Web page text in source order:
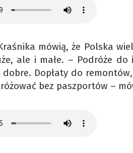
mówią, że Polska
ale i małe. – Podróże
dobre. Dopłaty do
bez paszportów –